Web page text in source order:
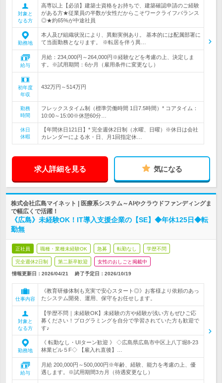
対象と
なる方
高専以上【必須】建築士資格をお持ちで、建築確認申請のご経験
がある方★従業員の半数が女性だからこそワークライフバランス
◎★約65%が中途社員
勤務地
本人及び組織状況により、異動実例あり。 基本的には配属部署に
て当面勤務となります。 ※転居を伴う異…
給与
月給：234,000円～264,000円※経験などを考慮の上、決定しま
す。※試用期間：6か月（雇用条件に変更なし）
初年度
年収
432万円～514万円
勤務
時間
フレックスタイム制（標準労働時間 1日7.5時間）* コアタイム：
10:00～15:00※休憩60分…
休日
休暇
【年間休日121日】* 完全週休2日制（水曜、日曜）※休日は会社
カレンダーによる水・日、月1回指定休…
求人詳細を見る 気になる
株式会社広島マイネット | 医療系システム～AIやクラウドファンディングま
で幅広くで活躍！
《広島》未経験OK！IT導入支援企業の【SE】◆年休125日◆転
勤無
正社員 職種・業種未経験OK 急募 転勤なし 学歴不問
完全週休2日制 第二新卒歓迎 女性のおしごと掲載中
情報更新日：2026/04/21 終了予定日： 2026/10/19
仕事内容
《教育研修体制も充実で安心スタート◎》お客様より依頼のあっ
たシステム開発、運用、保守をお任せします。
対象と
なる方
【学歴不問｜未経験OK】未経験の方や経験が浅い方もぜひご応
募ください！プログラミングを自分で学習されていた方も歓迎で
す♪
勤務地
《 転勤なし・UIターン歓迎 》 ◇広島県広島市中区上八丁堀8-23
林業ビル５F◇ 【雇入れ直後】…
給与
月給 200,000円～500,000円※年齢、経験、能力を考慮の上、優
遇します。※試用期間3カ月（待遇変更なし）